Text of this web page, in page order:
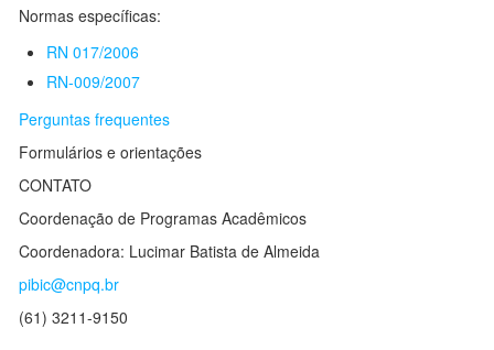
Normas específicas:
RN 017/2006
RN-009/2007
Perguntas frequentes
Formulários e orientações
CONTATO
Coordenação de Programas Acadêmicos
Coordenadora: Lucimar Batista de Almeida
pibic@cnpq.br
(61) 3211-9150